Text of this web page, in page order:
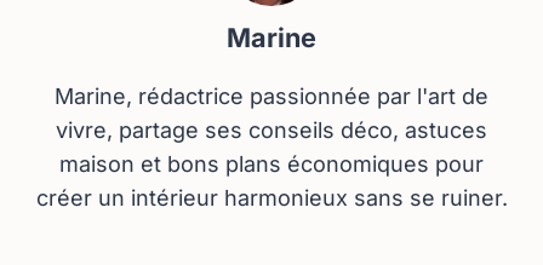
Marine
Marine, rédactrice passionnée par l'art de
vivre, partage ses conseils déco, astuces
maison et bons plans économiques pour
créer un intérieur harmonieux sans se ruiner.